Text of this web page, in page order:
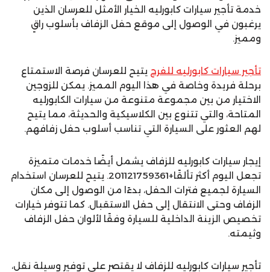
خدمة تأجير سيارات كابورليه الخيار الأمثل للعرسان الذين
يرغبون في الوصول إلى موقع حفل الزفاف بأسلوب راقٍ
ومميز.
تأجير سيارات كابورليه للفرح يتيح للعرسان فرصة الاستمتاع
برحلة فريدة وخاصة في هذا اليوم المميز. يمكن للزوجين
الاختيار من بين مجموعة متنوعة من سيارات الكابورليه
المتاحة، والتي تتنوع بين الكلاسيكية والحديثة، مما يتيح
لهم العثور على السيارة التي تناسب أسلوب حفل زفافهم.
إيجار سيارات كابورليه للزفاف يشمل أيضًا خدمات متميزة
تجعل اليوم أكثر تألقًا+201121759361. يتيح للعرسان استخدام
السيارة لجميع فترات الحفل، بدءًا من الوصول إلى مكان
الزفاف وحتى الانتقال إلى حفل الاستقبال. كما تتوفر خيارات
تخصيص الزينة الداخلية للسيارة وفقًا لألوان حفل الزفاف
وثيمته.
تأجير سيارات كابورليه للزفاف لا يقتصر على توفير وسيلة نقل،